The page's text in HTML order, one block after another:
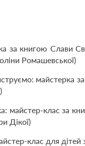
за книгою Слави
Ромашевської)
майстерка
майстер-клас за
Дікої)
клас для